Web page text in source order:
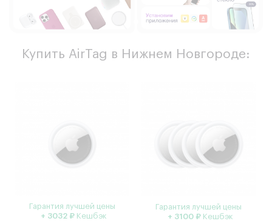
Купить AirTag в Нижнем Новгороде:
Гарантия лучшей цены
+ 3032 ₽Кешбэк
Гарантия лучшей цены
+ 3100 ₽Кешбэк